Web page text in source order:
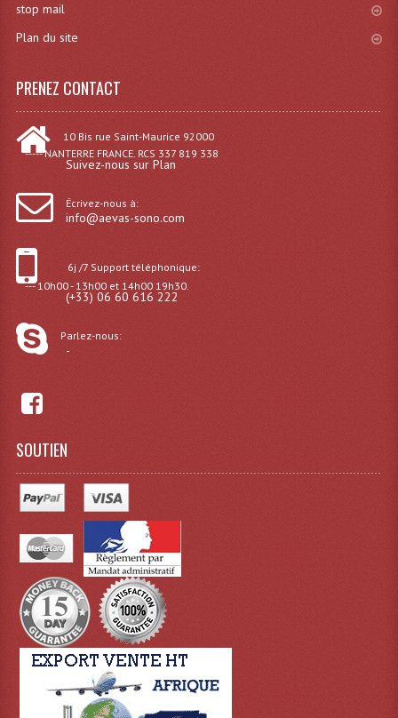
stop mail
Plan du site
PRENEZ CONTACT
10 Bis rue Saint-Maurice 92000
----- NANTERRE FRANCE. RCS 337 819 338
Suivez-nous sur Plan
Écrivez-nous à:
info@aevas-sono.com
6j /7 Support téléphonique:
--- 10h00 - 13h00 et 14h00 19h30.
(+33) 06 60 616 222
Parlez-nous:
-
SOUTIEN